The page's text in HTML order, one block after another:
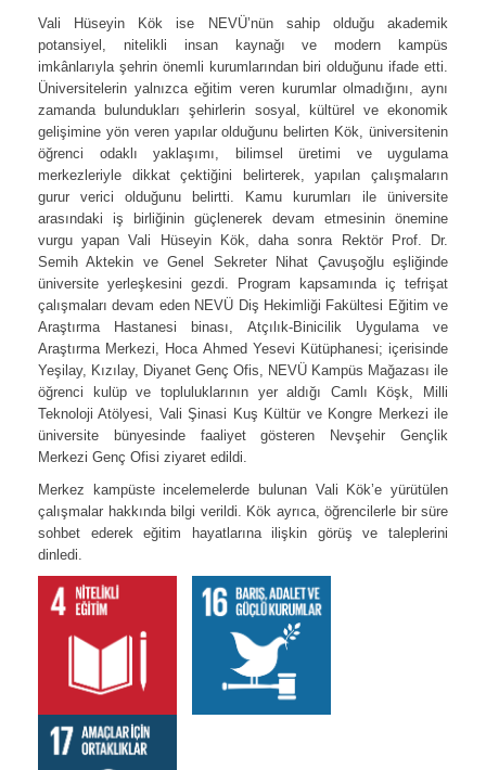
Vali Hüseyin Kök ise NEVÜ’nün sahip olduğu akademik
potansiyel, nitelikli insan kaynağı ve modern kampüs
imkânlarıyla şehrin önemli kurumlarından biri olduğunu ifade etti.
Üniversitelerin yalnızca eğitim veren kurumlar olmadığını, aynı
zamanda bulundukları şehirlerin sosyal, kültürel ve ekonomik
gelişimine yön veren yapılar olduğunu belirten Kök, üniversitenin
öğrenci odaklı yaklaşımı, bilimsel üretimi ve uygulama
merkezleriyle dikkat çektiğini belirterek, yapılan çalışmaların
gurur verici olduğunu belirtti. Kamu kurumları ile üniversite
arasındaki iş birliğinin güçlenerek devam etmesinin önemine
vurgu yapanVali Hüseyin Kök, daha sonra Rektör Prof. Dr.
Semih Aktekin ve Genel Sekreter Nihat Çavuşoğlu eşliğinde
üniversite yerleşkesini gezdi. Program kapsamında iç tefrişat
çalışmaları devam eden NEVÜ Diş Hekimliği Fakültesi Eğitim ve
Araştırma Hastanesi binası, Atçılık-Binicilik Uygulama ve
Araştırma Merkezi, Hoca Ahmed Yesevi Kütüphanesi; içerisinde
Yeşilay, Kızılay, Diyanet Genç Ofis, NEVÜ Kampüs Mağazası ile
öğrenci kulüp ve topluluklarının yer aldığı Camlı Köşk, Milli
Teknoloji Atölyesi, Vali Şinasi Kuş Kültür ve Kongre Merkezi ile
üniversite bünyesinde faaliyet gösteren Nevşehir Gençlik
Merkezi Genç Ofisi ziyaret edildi.
Merkez kampüste incelemelerde bulunan Vali Kök’e yürütülen
çalışmalar hakkında bilgi verildi. Kök ayrıca, öğrencilerle bir süre
sohbet ederek eğitim hayatlarına ilişkin görüş ve taleplerini
dinledi.